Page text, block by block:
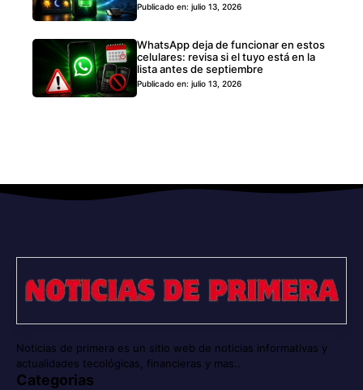
Publicado en: julio 13, 2026
WhatsApp deja de funcionar en estos
celulares: revisa si el tuyo está en la
lista antes de septiembre
Publicado en: julio 13, 2026
Noticias de primera es un sitio web de noticias informativas y
actualidades tecológicas, financieras y mas..
Categorias